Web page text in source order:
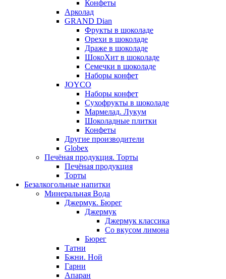
Конфеты
Арколад
GRAND Dian
Фрукты в шоколаде
Орехи в шоколаде
Драже в шоколаде
ШокоХит в шоколаде
Семечки в шоколаде
Наборы конфет
JOYCO
Наборы конфет
Сухофрукты в шоколаде
Мармелад. Лукум
Шоколадные плитки
Конфеты
Другие производители
Globex
Печёная продукция. Торты
Печёная продукция
Торты
Безалкогольные напитки
Минеральная Вода
Джермук. Бюрег
Джермук
Джермук классика
Со вкусом лимона
Бюрег
Татни
Бжни. Ной
Гарни
Апаран